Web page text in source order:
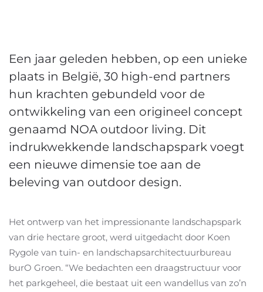
Een jaar geleden hebben, op een unieke
plaats in België, 30 high-end partners
hun krachten gebundeld voor de
ontwikkeling van een origineel concept
genaamd NOA outdoor living. Dit
indrukwekkende landschapspark voegt
een nieuwe dimensie toe aan de
beleving van outdoor design.
Het ontwerp van het impressionante landschapspark
van drie hectare groot, werd uitgedacht door Koen
Rygole van tuin- en landschapsarchitectuurbureau
burO Groen. “We bedachten een draagstructuur voor
het parkgeheel, die bestaat uit een wandellus van zo’n